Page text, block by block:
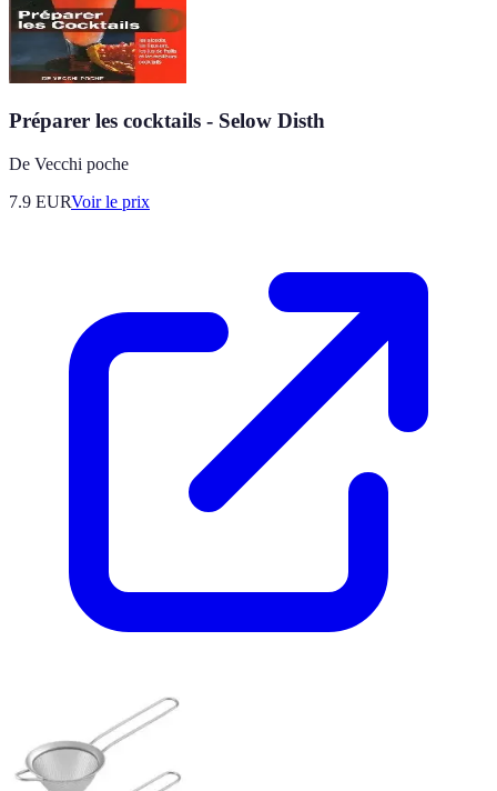
Préparer les cocktails - Selow Disth
De Vecchi poche
7.9 EURVoir le prix